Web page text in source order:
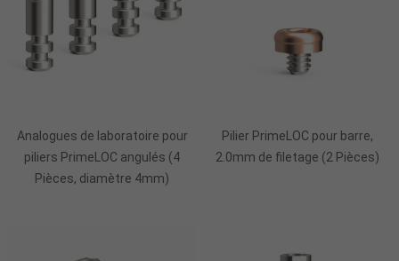
Analogues de laboratoire pour
piliers PrimeLOC angulés (4
Pièces, diamètre 4mm)
Pilier PrimeLOC pour barre,
2.0mm de filetage (2 Pièces)